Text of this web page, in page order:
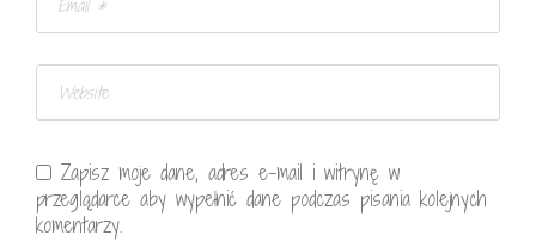
Zapisz moje dane, adres e-mail i witrynę w
przeglądarce aby wypełnić dane podczas pisania kolejnych
komentarzy.